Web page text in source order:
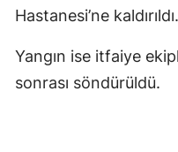
Hastanesi’ne kaldırıldı.
Yangın ise itfaiye
sonrası söndürüldü.